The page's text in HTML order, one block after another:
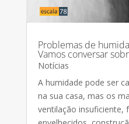
Problemas de
Vamos conversar
Notícias
A humidade pode ser
na sua casa, mas os
ventilação insuficiente,